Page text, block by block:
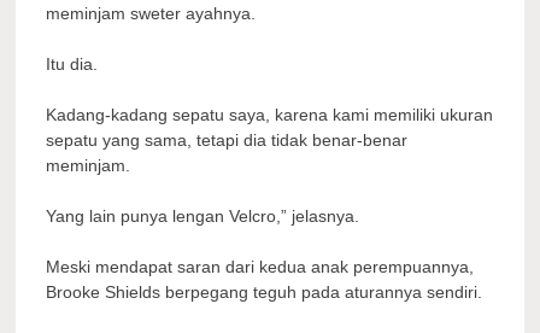
meminjam sweter ayahnya.
Itu dia.
Kadang-kadang sepatu saya, karena kami memiliki ukuran
sepatu yang sama, tetapi dia tidak benar-benar
meminjam.
Yang lain punya lengan Velcro,” jelasnya.
Meski mendapat saran dari kedua anak perempuannya,
Brooke Shields berpegang teguh pada aturannya sendiri.